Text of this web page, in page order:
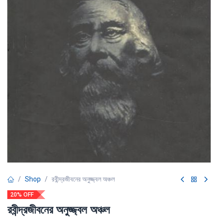
Shop রবীন্দ্রজীবনের অনুজ্জ্বল অঞ্চল
20% OFF
রবীন্দ্রজীবনের অনুজ্জ্বল অঞ্চল